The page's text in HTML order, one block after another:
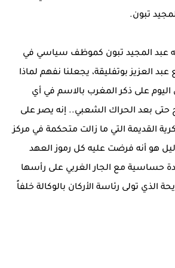
تبون.
عبد المجيد تبون كموظف سياسي في
العزيز بوتفليقة، يجعلنا نفهم لماذا
اليوم على ذكر المغرب بالاسم في أي
حتى بعد الحراك الشعبي.. إنه يصر على
القديمة التي ما زالت متحكمة في مركز
هو أنه فرضت عليه كل رموز العهد
حساسية مع الجار الغربي على رأسها
الذي تولى رئاسة الأركان بالوكالة خلفاً